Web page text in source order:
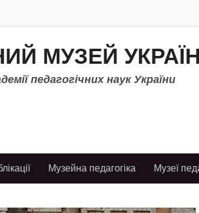
МУЗЕЙ
педагогічних наук України
Музейна педагогіка Музеї